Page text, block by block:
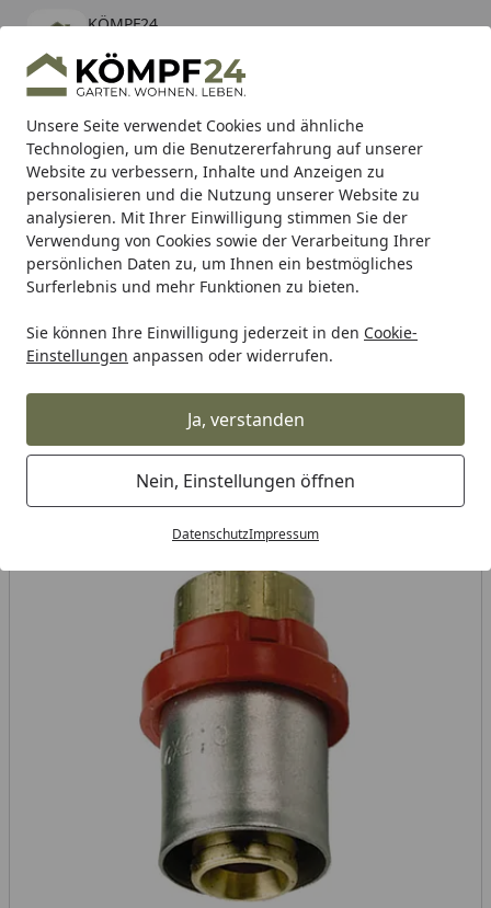
Unsere Seite verwendet Cookies und ähnliche
Technologien, um die Benutzererfahrung auf unserer
Website zu verbessern, Inhalte und Anzeigen zu
personalisieren und die Nutzung unserer Website zu
analysieren. Mit Ihrer Einwilligung stimmen Sie der
Verwendung von Cookies sowie der Verarbeitung Ihrer
persönlichen Daten zu, um Ihnen ein bestmögliches
Surferlebnis und mehr Funktionen zu bieten.
Sie können Ihre Einwilligung jederzeit in den Cookie-
Einstellungen anpassen oder widerrufen.
Ja, verstanden
Nein, Einstellungen öffnen
DatenschutzImpressum
KÖMPF24
kostenlos - Im App Store
Hotline
Alle Produkte
Mein Konto
Suchen
Karibu Pools inkl. gratis Sandfilteranlage & Pool-
Starterset (Gesamtwert bis 468,99€)
Startseite
Sanitop-Wingenroth Sanitop Wiroflex WIROPRESS
Sanitop Wiroflex WIROPRESS
Stopfen 16 mm, Presssystem